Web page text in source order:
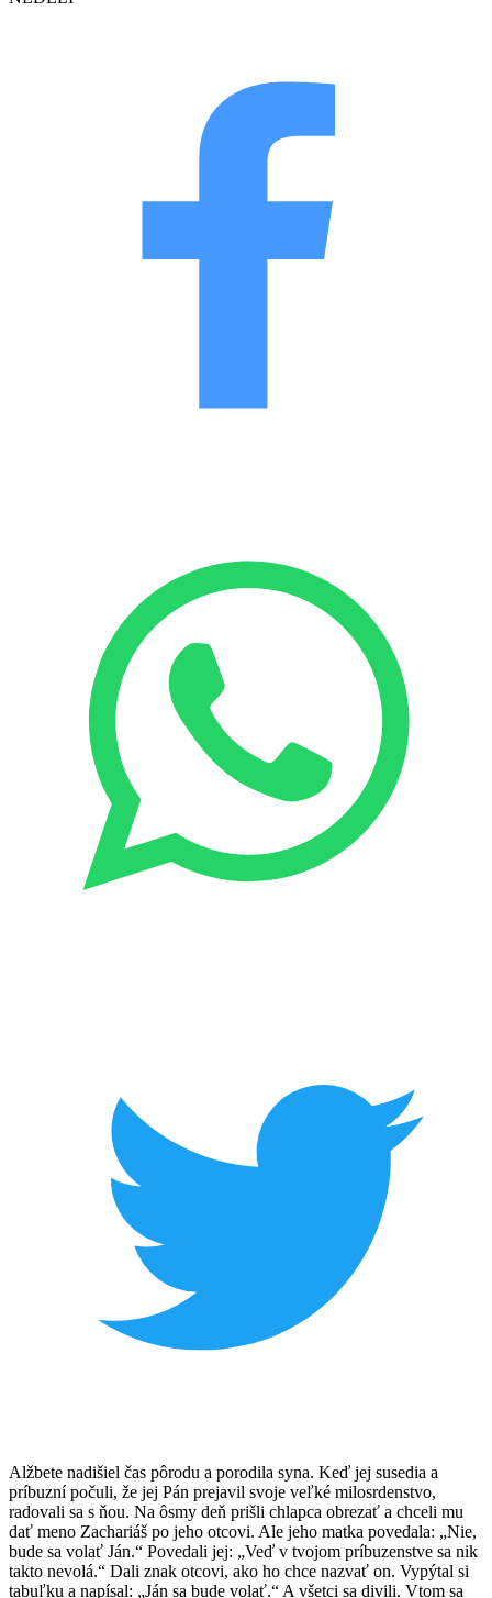
Alžbete nadišiel čas pôrodu a porodila syna. Keď jej susedia a
príbuzní počuli, že jej Pán prejavil svoje veľké milosrdenstvo,
radovali sa s ňou. Na ôsmy deň prišli chlapca obrezať a chceli mu
dať meno Zachariáš po jeho otcovi. Ale jeho matka povedala: „Nie,
bude sa volať Ján.“ Povedali jej: „Veď v tvojom príbuzenstve sa nik
takto nevolá.“ Dali znak otcovi, ako ho chce nazvať on. Vypýtal si
tabuľku a napísal: „Ján sa bude volať.“ A všetci sa divili. Vtom sa